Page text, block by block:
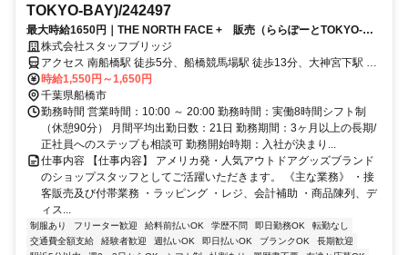
TOKYO-BAY)/242497
最大時給1650円｜THE NORTH FACE + 販売（ららぽーとTOKYO-
BAY）前払いOK
株式会社スタッフブリッジ
アクセス 南船橋駅 徒歩5分、船橋競馬場駅 徒歩13分、大神宮下駅 徒
歩17分
時給1,550円～1,650円
千葉県船橋市
勤務時間 営業時間：10:00 ～ 20:00 勤務時間：実働8時間シフト制
（休憩90分） 月間平均出勤日数：21日 勤務期間：3ヶ月以上の長期/
正社員へのステップも相談可 勤務開始時期：入社が決まり...
仕事内容 【仕事内容】 アメリカ発・人気アウトドアグッズブランド
のショップスタッフとしてご活躍いただきます。 《主な業務》 ・接
客販売及び付帯業務 ・ラッピング ・レジ、会計補助 ・商品陳列、デ
ィス...
制服あり フリーター歓迎 給料前払いOK 学歴不問 即日勤務OK
転勤なし
交通費全額支給
経験者歓迎 週払いOK 即日払いOK ブランクOK
長期歓迎